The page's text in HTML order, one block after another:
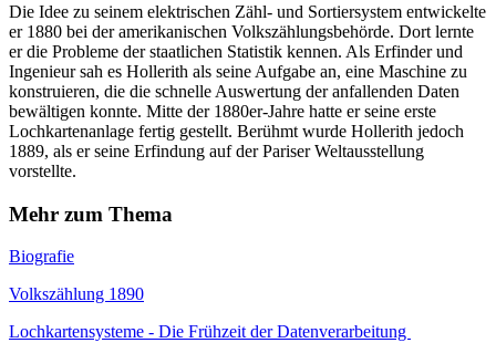
Die Idee zu seinem elektrischen Zähl- und Sortiersystem entwickelte
er 1880 bei der amerikanischen Volkszählungsbehörde. Dort lernte
er die Probleme der staatlichen Statistik kennen. Als Erfinder und
Ingenieur sah es Hollerith als seine Aufgabe an, eine Maschine zu
konstruieren, die die schnelle Auswertung der anfallenden Daten
bewältigen konnte. Mitte der 1880er-Jahre hatte er seine erste
Lochkartenanlage fertig gestellt. Berühmt wurde Hollerith jedoch
1889, als er seine Erfindung auf der Pariser Weltausstellung
vorstellte.
Mehr zum Thema
Biografie
Volkszählung 1890
Lochkartensysteme - Die Frühzeit der Datenverarbeitung